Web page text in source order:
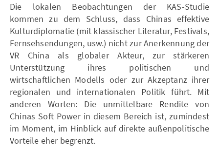
Die lokalen Beobachtungen der KAS-Studie
kommen zu dem Schluss, dass Chinas effektive
Kulturdiplomatie (mit klassischer Literatur, Festivals,
Fernsehsendungen, usw.) nicht zur Anerkennung der
VR China als globaler Akteur, zur stärkeren
Unterstützung ihres politischen und
wirtschaftlichen Modells oder zur Akzeptanz ihrer
regionalen und internationalen Politik führt. Mit
anderen Worten: Die unmittelbare Rendite von
Chinas Soft Power in diesem Bereich ist, zumindest
im Moment, im Hinblick auf direkte außenpolitische
Vorteile eher begrenzt.